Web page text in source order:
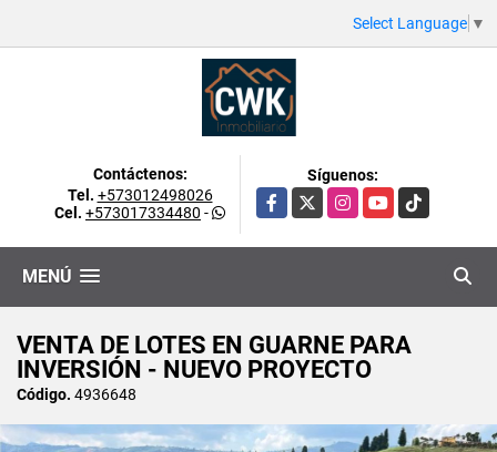
Select Language ▼
Contáctenos:
Tel. +573012498026
Cel. +573017334480 -
Síguenos:
Facebook
X InstagramYouTubeTikTok
MENÚ
VENTA DE LOTES EN GUARNE PARA
INVERSIÓN - NUEVO PROYECTO
Código. 4936648